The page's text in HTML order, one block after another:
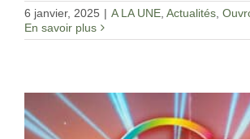
6 janvier, 2025 | A LA UNE Actualités
En savoir plus